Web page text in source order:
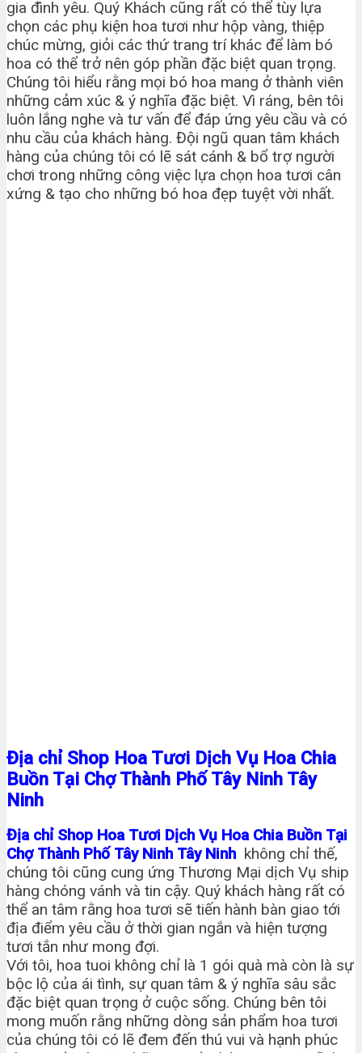
gia đình yêu. Quý Khách cũng rất có thể tùy lựa
chọn các phụ kiện hoa tươi như hộp vàng, thiệp
chúc mừng, giỏi các thứ trang trí khác để làm bó
hoa có thể trở nên góp phần đặc biệt quan trọng.
Chúng tôi hiểu rằng mọi bó hoa mang ở thành viên
những cảm xúc & ý nghĩa đặc biệt. Vì ráng, bên tôi
luôn lắng nghe và tư vấn để đáp ứng yêu cầu và có
nhu cầu của khách hàng. Đội ngũ quan tâm khách
hàng của chúng tôi có lẽ sát cánh & bổ trợ người
chơi trong những công việc lựa chọn hoa tươi cân
xứng & tạo cho những bó hoa đẹp tuyệt vời nhất.
Địa chỉ Shop Hoa Tươi Dịch Vụ Hoa Chia
Buồn Tại Chợ Thành Phố Tây Ninh Tây
Ninh
Địa chỉ Shop Hoa Tươi Dịch Vụ Hoa Chia Buồn Tại
Chợ Thành Phố Tây Ninh Tây Ninh không chỉ thế,
chúng tôi cũng cung ứng Thương Mại dịch Vụ ship
hàng chóng vánh và tin cậy. Quý khách hàng rất có
thể an tâm rằng hoa tươi sẽ tiến hành bàn giao tới
địa điểm yêu cầu ở thời gian ngắn và hiện tượng
tươi tắn như mong đợi.
Với tôi, hoa tuoi không chỉ là 1 gói quà mà còn là sự
bộc lộ của ái tình, sự quan tâm & ý nghĩa sâu sắc
đặc biệt quan trọng ở cuộc sống. Chúng bên tôi
mong muốn rằng những dòng sản phẩm hoa tươi
của chúng tôi có lẽ đem đến thú vui và hạnh phúc